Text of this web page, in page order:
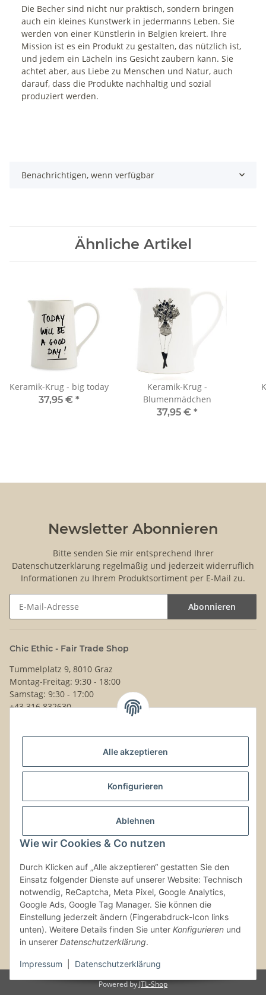
Alle akzeptieren
Konfigurieren
Ablehnen
Wie wir Cookies & Co nutzen
Durch Klicken auf „Alle akzeptieren“ gestatten Sie den
Einsatz folgender Dienste auf unserer Website: Technisch
notwendig, ReCaptcha, Meta Pixel, Google Analytics,
Google Ads, Google Tag Manager. Sie können die
Einstellung jederzeit ändern (Fingerabdruck-Icon links
unten). Weitere Details finden Sie unter Konfigurieren und
in unserer Datenschutzerklärung.
Impressum Datenschutzerklärung
Die Becher sind nicht nur praktisch, sondern bringen
auch ein kleines Kunstwerk in jedermanns Leben. Sie
werden von einer Künstlerin in Belgien kreiert. Ihre
Mission ist es ein Produkt zu gestalten, das nützlich ist,
und jedem ein Lächeln ins Gesicht zaubern kann. Sie
achtet aber, aus Liebe zu Menschen und Natur, auch
darauf, dass die Produkte nachhaltig und sozial
produziert werden.
Benachrichtigen, wenn verfügbar
Ähnliche Artikel
Keramik-Krug - big today
37,95 € *
Keramik-Krug -
Blumenmädchen
37,95 € *
Newsletter Abonnieren
Bitte senden Sie mir entsprechend Ihrer
Datenschutzerklärung regelmäßig und jederzeit widerruflich
Informationen zu Ihrem Produktsortiment per E-Mail zu.
Abonnieren
Chic Ethic - Fair Trade Shop
Tummelplatz 9, 8010 Graz
Montag-Freitag: 9:30 - 18:00
Samstag: 9:30 - 17:00
+43 316 832630
Kontaktinformationen
Vertrag widerrufen
Powered byJTL-Shop